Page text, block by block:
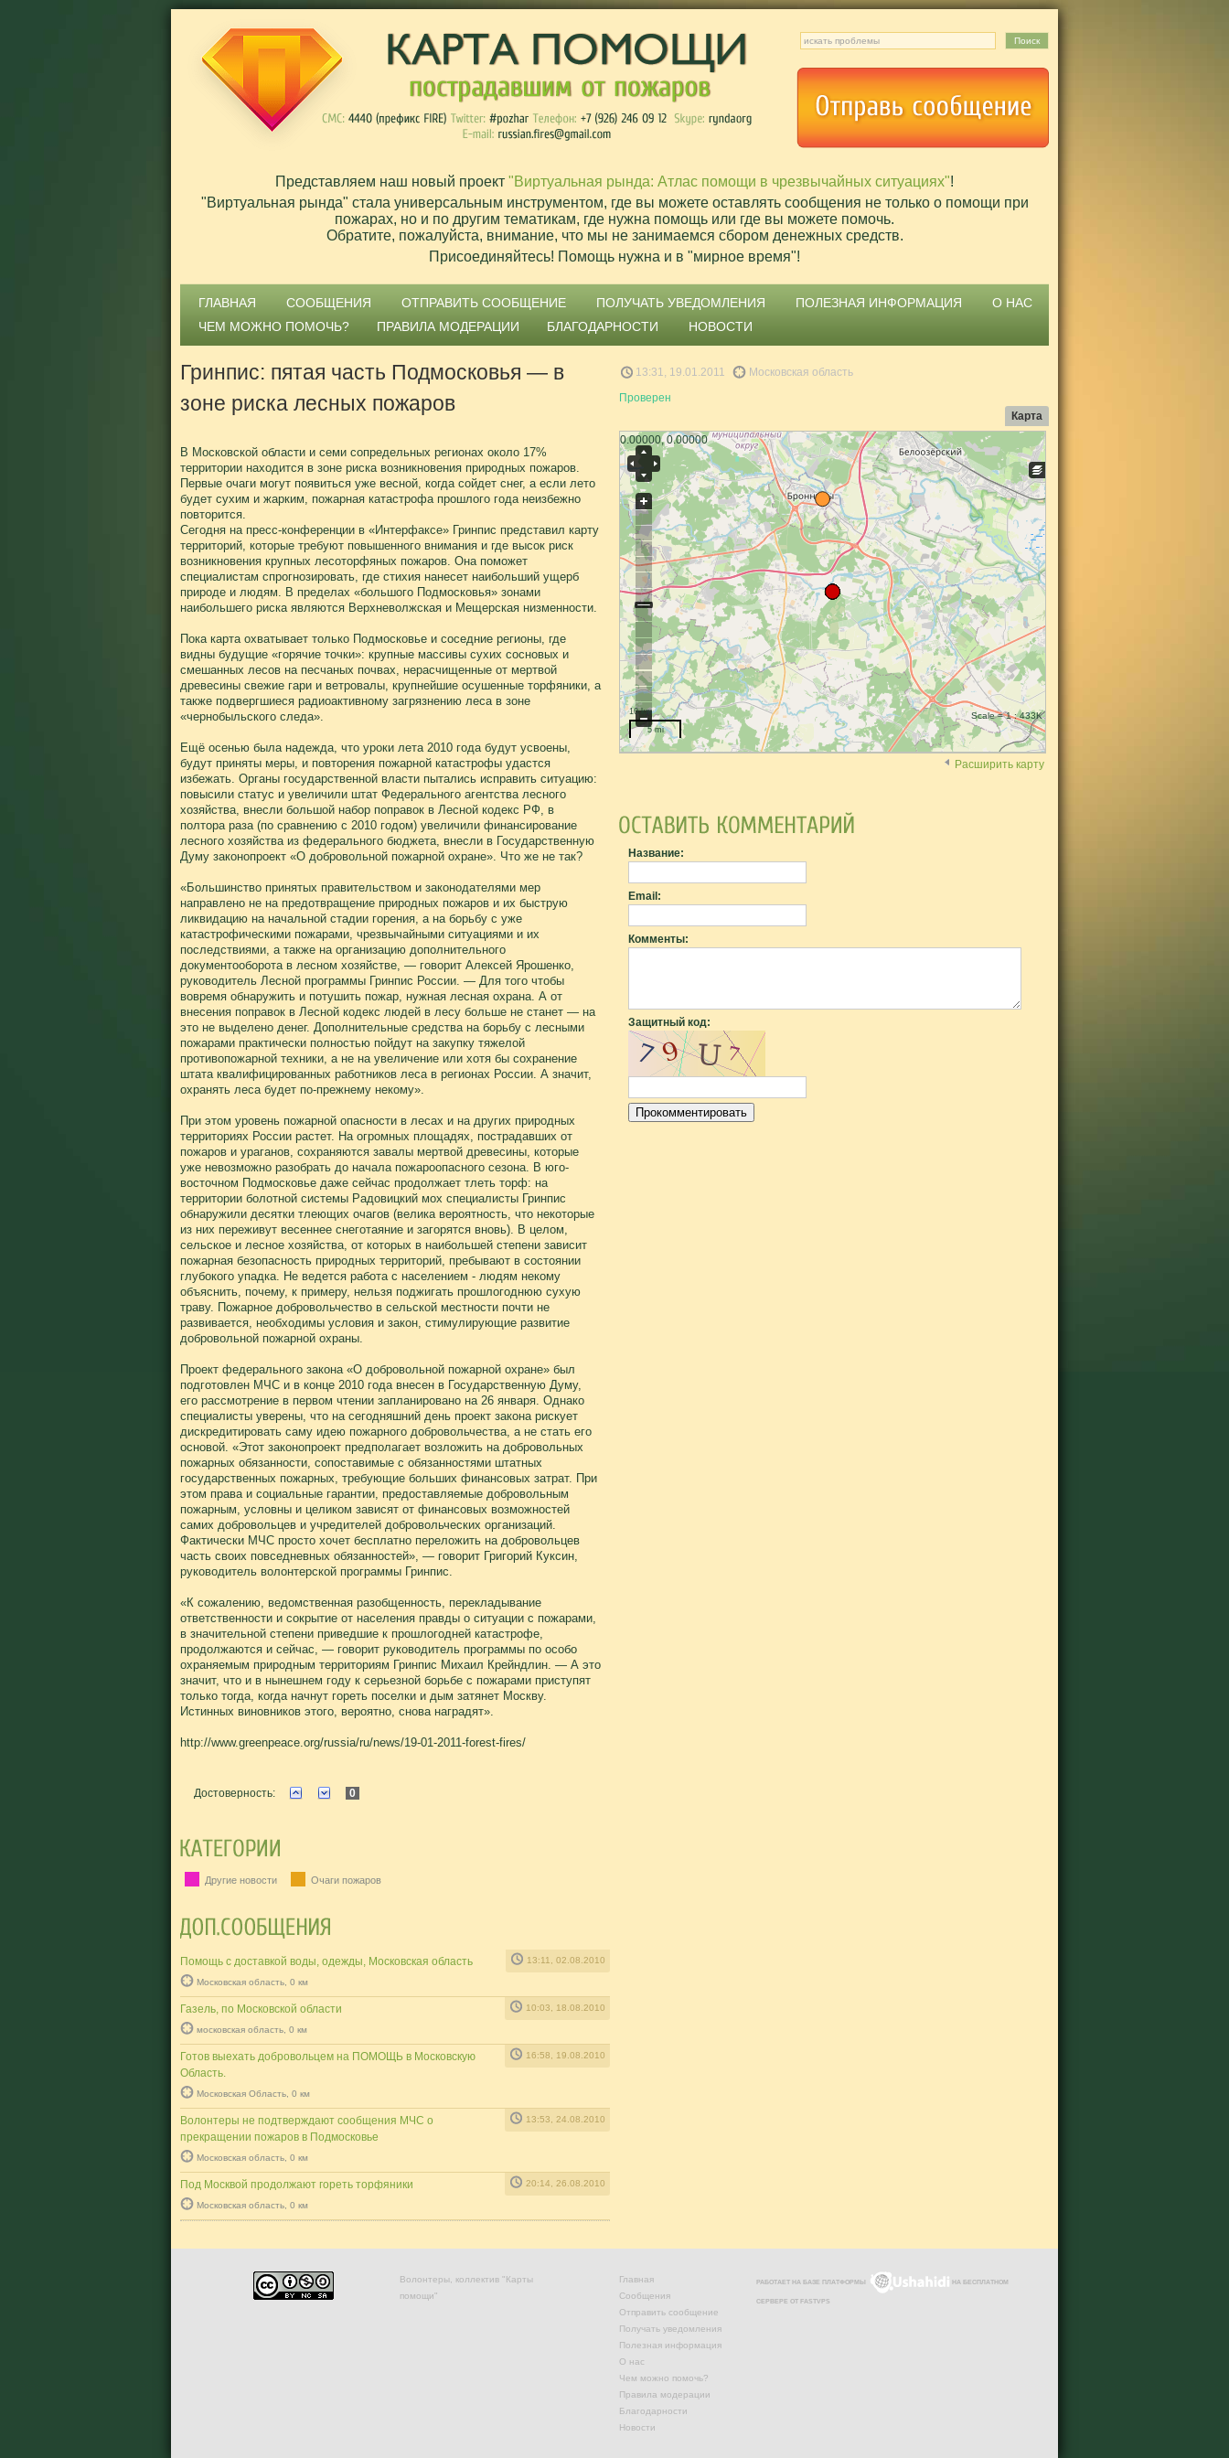
Представляем наш новый проект "Виртуальная рында: Атлас помощи в чрезвычайных ситуациях"!
"Виртуальная рында" стала универсальным инструментом, где вы можете оставлять сообщения не только о помощи при
пожарах, но и по другим тематикам, где нужна помощь или где вы можете помочь.
Обратите, пожалуйста, внимание, что мы не занимаемся сбором денежных средств.
Присоединяйтесь! Помощь нужна и в "мирное время"!
ГЛАВНАЯ СООБЩЕНИЯ ОТПРАВИТЬ СООБЩЕНИЕ ПОЛУЧАТЬ УВЕДОМЛЕНИЯ ПОЛЕЗНАЯ ИНФОРМАЦИЯ
О НАС
ЧЕМ МОЖНО ПОМОЧЬ?
ПРАВИЛА МОДЕРАЦИИ БЛАГОДАРНОСТИ НОВОСТИ
Гринпис: пятая часть Подмосковья — в
зоне риска лесных пожаров
В Московской области и семи сопредельных регионах около 17%
территории находится в зоне риска возникновения природных пожаров.
Первые очаги могут появиться уже весной, когда сойдет снег, а если лето
будет сухим и жарким, пожарная катастрофа прошлого года неизбежно
повторится.
Сегодня на пресс-конференции в «Интерфаксе» Гринпис представил карту
территорий, которые требуют повышенного внимания и где высок риск
возникновения крупных лесоторфяных пожаров. Она поможет
специалистам спрогнозировать, где стихия нанесет наибольший ущерб
природе и людям. В пределах «большого Подмосковья» зонами
наибольшего риска являются Верхневолжская и Мещерская низменности.
Пока карта охватывает только Подмосковье и соседние регионы, где
видны будущие «горячие точки»: крупные массивы сухих сосновых и
смешанных лесов на песчаных почвах, нерасчищенные от мертвой
древесины свежие гари и ветровалы, крупнейшие осушенные торфяники, а
также подвергшиеся радиоактивному загрязнению леса в зоне
«чернобыльского следа».
Ещё осенью была надежда, что уроки лета 2010 года будут усвоены,
будут приняты меры, и повторения пожарной катастрофы удастся
избежать. Органы государственной власти пытались исправить ситуацию:
повысили статус и увеличили штат Федерального агентства лесного
хозяйства, внесли большой набор поправок в Лесной кодекс РФ, в
полтора раза (по сравнению с 2010 годом) увеличили финансирование
лесного хозяйства из федерального бюджета, внесли в Государственную
Думу законопроект «О добровольной пожарной охране». Что же не так?
«Большинство принятых правительством и законодателями мер
направлено не на предотвращение природных пожаров и их быструю
ликвидацию на начальной стадии горения, а на борьбу с уже
катастрофическими пожарами, чрезвычайными ситуациями и их
последствиями, а также на организацию дополнительного
документооборота в лесном хозяйстве, — говорит Алексей Ярошенко,
руководитель Лесной программы Гринпис России. — Для того чтобы
вовремя обнаружить и потушить пожар, нужная лесная охрана. А от
внесения поправок в Лесной кодекс людей в лесу больше не станет — на
это не выделено денег. Дополнительные средства на борьбу с лесными
пожарами практически полностью пойдут на закупку тяжелой
противопожарной техники, а не на увеличение или хотя бы сохранение
штата квалифицированных работников леса в регионах России. А значит,
охранять леса будет по-прежнему некому».
При этом уровень пожарной опасности в лесах и на других природных
территориях России растет. На огромных площадях, пострадавших от
пожаров и ураганов, сохраняются завалы мертвой древесины, которые
уже невозможно разобрать до начала пожароопасного сезона. В юго-
восточном Подмосковье даже сейчас продолжает тлеть торф: на
территории болотной системы Радовицкий мох специалисты Гринпис
обнаружили десятки тлеющих очагов (велика вероятность, что некоторые
из них переживут весеннее снеготаяние и загорятся вновь). В целом,
сельское и лесное хозяйства, от которых в наибольшей степени зависит
пожарная безопасность природных территорий, пребывают в состоянии
глубокого упадка. Не ведется работа с населением - людям некому
объяснить, почему, к примеру, нельзя поджигать прошлогоднюю сухую
траву. Пожарное добровольчество в сельской местности почти не
развивается, необходимы условия и закон, стимулирующие развитие
добровольной пожарной охраны.
Проект федерального закона «О добровольной пожарной охране» был
подготовлен МЧС и в конце 2010 года внесен в Государственную Думу,
его рассмотрение в первом чтении запланировано на 26 января. Однако
специалисты уверены, что на сегодняшний день проект закона рискует
дискредитировать саму идею пожарного добровольчества, а не стать его
основой. «Этот законопроект предполагает возложить на добровольных
пожарных обязанности, сопоставимые с обязанностями штатных
государственных пожарных, требующие больших финансовых затрат. При
этом права и социальные гарантии, предоставляемые добровольным
пожарным, условны и целиком зависят от финансовых возможностей
самих добровольцев и учредителей добровольческих организаций.
Фактически МЧС просто хочет бесплатно переложить на добровольцев
часть своих повседневных обязанностей», — говорит Григорий Куксин,
руководитель волонтерской программы Гринпис.
«К сожалению, ведомственная разобщенность, перекладывание
ответственности и сокрытие от населения правды о ситуации с пожарами,
в значительной степени приведшие к прошлогодней катастрофе,
продолжаются и сейчас, — говорит руководитель программы по особо
охраняемым природным территориям Гринпис Михаил Крейндлин. — А это
значит, что и в нынешнем году к серьезной борьбе с пожарами приступят
только тогда, когда начнут гореть поселки и дым затянет Москву.
Истинных виновников этого, вероятно, снова наградят».
http://www.greenpeace.org/russia/ru/news/19-01-2011-forest-fires/
Достоверность: 0
Другие новости Очаги пожаров
Помощь с доставкой воды, одежды, Московская область 13:11, 02.08.2010
Московская область, 0 км
Газель, по Московской области 10:03, 18.08.2010
московская область, 0 км
Готов выехать добровольцем на ПОМОЩЬ в Московскую
Область.
16:58, 19.08.2010
Московская Область, 0 км
Волонтеры не подтверждают сообщения МЧС о
прекращении пожаров в Подмосковье
13:53, 24.08.2010
Московская область, 0 км
Под Москвой продолжают гореть торфяники 20:14, 26.08.2010
Московская область, 0 км
13:31, 19.01.2011
Московская область
Проверен
Карта
0.00000, 0.00000
Scale = 1 : 433K
10 km
5 mi
Расширить карту
Название:
Email:
Комменты:
Защитный код:
Волонтеры, коллектив "Карты
помощи"
Главная
Сообщения
Отправить сообщение
Получать уведомления
Полезная информация
О нас
Чем можно помочь?
Правила модерации
Благодарности
Новости
РАБОТАЕТ НА БАЗЕ ПЛАТФОРМЫ НА БЕСПЛАТНОМ
СЕРВЕРЕ ОТ FASTVPS